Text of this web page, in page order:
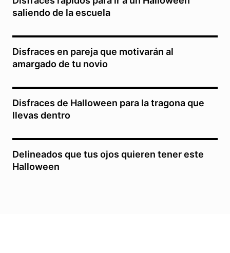
saliendo de la escuela
Disfraces en pareja que motivarán al
amargado de tu novio
Disfraces de Halloween para la tragona que
llevas dentro
Delineados que tus ojos quieren tener este
Halloween